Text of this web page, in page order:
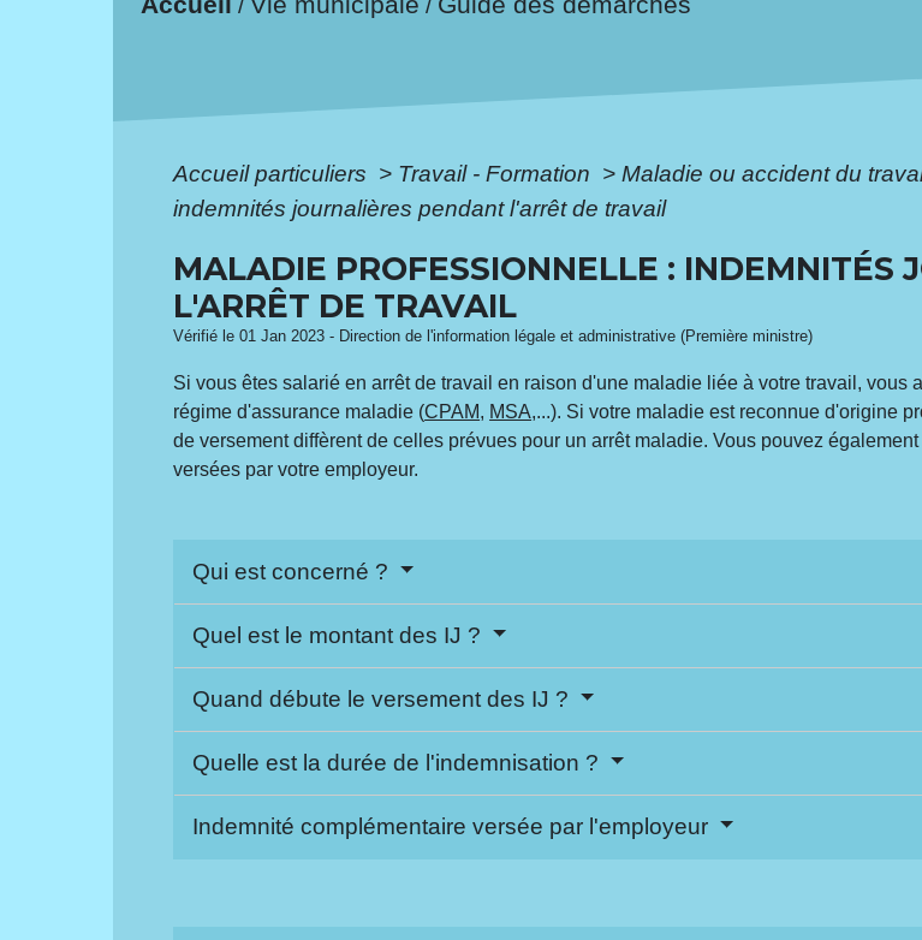
/ /
Accueil particuliers > Travail - Formation > Maladie ou accident du
indemnités journalières pendant l'arrêt de travail
MALADIE PROFESSIONNELLE : INDEMNITÉS
L'ARRÊT DE TRAVAIL
Vérifié le 01 Jan 2023 - Direction de l'information légale et administrative (Première ministre)
Si vous êtes salarié en arrêt de travail en raison d'une maladie liée à votre travail,
régime d'assurance maladie (CPAM, MSA,...). Si votre maladie est reconnue d'origine
de versement diffèrent de celles prévues pour un arrêt maladie. Vous pouvez
versées par votre employeur.
Qui est concerné ?
Quel est le montant des IJ ?
Quand débute le versement des IJ ?
Quelle est la durée de l'indemnisation ?
Indemnité complémentaire versée par l'employeur